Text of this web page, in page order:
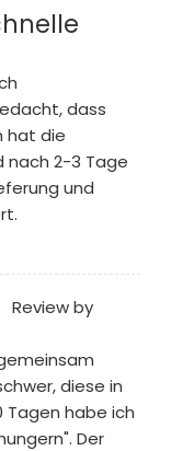
dass
hat die
nach 2-3 Tage
und
Review by
diese in
Tagen habe ich
Der